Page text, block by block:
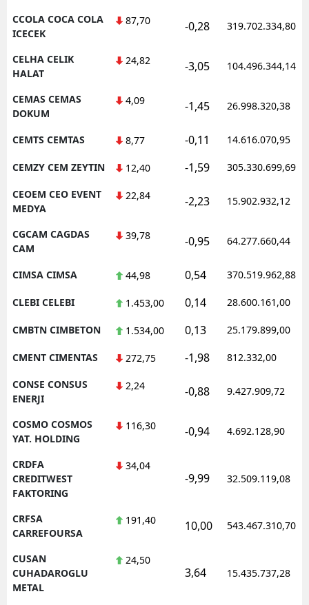
CCOLA COCA COLA
ICECEK
87,70 -0,28 319.702.334,80
CELHA CELIK
HALAT
24,82 -3,05 104.496.344,14
CEMAS CEMAS
DOKUM
4,09 -1,45 26.998.320,38
CEMTS CEMTAS 8,77 -0,11 14.616.070,95
CEMZY CEM ZEYTIN 12,40 -1,59 305.330.699,69
CEOEM CEO EVENT
MEDYA
22,84 -2,23 15.902.932,12
CGCAM CAGDAS
CAM
39,78 -0,95 64.277.660,44
CIMSA CIMSA 44,98 0,54 370.519.962,88
CLEBI CELEBI 1.453,00 0,14 28.600.161,00
CMBTN CIMBETON 1.534,00 0,13 25.179.899,00
CMENT CIMENTAS 272,75 -1,98 812.332,00
CONSE CONSUS
ENERJI
2,24 -0,88 9.427.909,72
COSMO COSMOS
YAT. HOLDING
116,30 -0,94 4.692.128,90
CRDFA
CREDITWEST
FAKTORING
34,04
-9,99 32.509.119,08
CRFSA
CARREFOURSA
191,40 10,00 543.467.310,70
CUSAN
CUHADAROGLU
METAL
24,50
3,64 15.435.737,28